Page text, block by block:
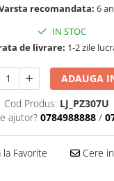
Copii
Reborn
domestice
recomandata: 6
IN STOC
de livrare: 1-2 zile
ADAUGA
Cod Produs: LJ_PZ307U
ajutor? 0784988888 /
Favorite Cere